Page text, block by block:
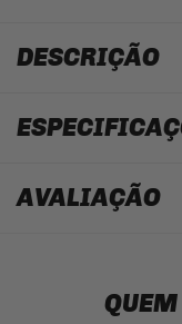
DESCRIÇÃO
AVALIAÇÃO